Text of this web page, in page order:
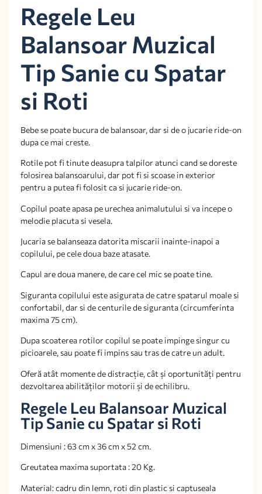
Regele Leu
Balansoar Muzical
Tip Sanie cu Spatar
si Roti
Bebe se poate bucura de balansoar, dar si de o jucarie ride-on
dupa ce mai creste.
Rotile pot fi tinute deasupra talpilor atunci cand se doreste
folosirea balansoarului, dar pot fi si scoase in exterior
pentru a putea fi folosit ca si jucarie ride-on.
Copilul poate apasa pe urechea animalutului si va incepe o
melodie placuta si vesela.
Jucaria se balanseaza datorita miscarii inainte-inapoi a
copilului, pe cele doua baze atasate.
Capul are doua manere, de care cel mic se poate tine.
Siguranta copilului este asigurata de catre spatarul moale si
confortabil, dar si de centurile de siguranta (circumferinta
maxima 75 cm).
Dupa scoaterea rotilor copilul se poate impinge singur cu
picioarele, sau poate fi impins sau tras de catre un adult.
Oferă atât momente de distracție, cât și oportunități pentru
dezvoltarea abilităților motorii și de echilibru.
Regele Leu Balansoar Muzical
Tip Sanie cu Spatar si Roti
Dimensiuni : 63 cm x 36 cm x 52 cm.
Greutatea maxima suportata : 20 Kg.
Material: cadru din lemn, roti din plastic si captuseala